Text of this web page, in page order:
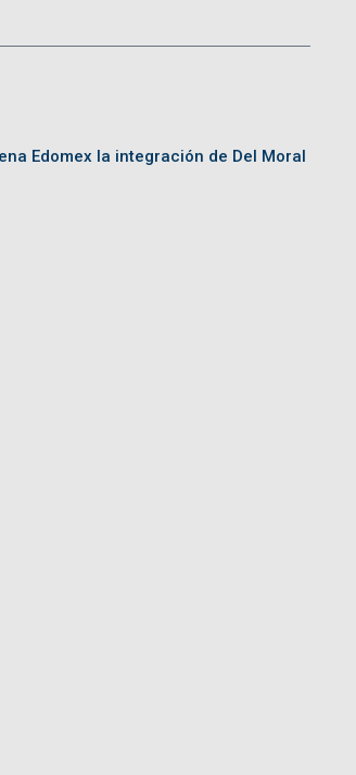
Edomex la integración de Del Moral